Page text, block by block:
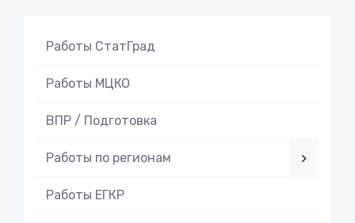
Работы СтатГрад
Работы МЦКО
ВПР / Подготовка
Работы по регионам
Работы ЕГКР